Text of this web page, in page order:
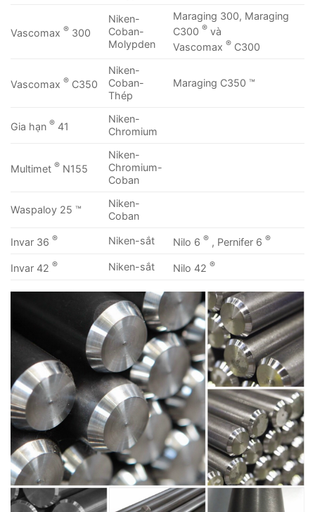
Vascomax ® 300
Niken-
Coban-
Molypden
Maraging 300, Maraging
C300® và
Vascomax® C300
Vascomax ® C350
Niken-
Coban-
Thép
Maraging C350 ™
Gia hạn ® 41
Niken-
Chromium
Multimet ® N155
Niken-
Chromium-
Coban
Waspaloy 25 ™
Niken-
Coban
Invar 36 ® Niken-sắt Nilo 6® , Pernifer 6®
Invar 42 ® Niken-sắt Nilo 42®